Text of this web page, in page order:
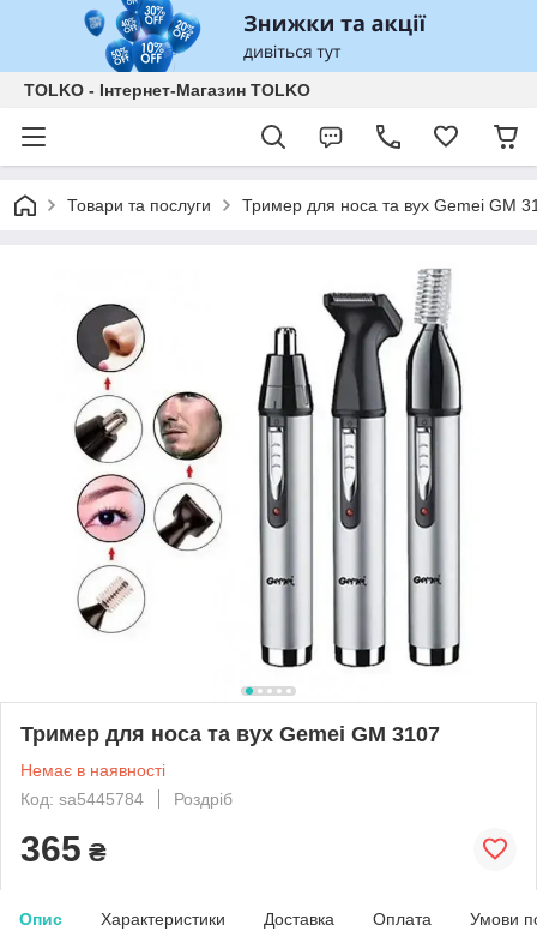
TOLKO - Інтернет-Магазин TOLKO
Товари та послуги Тример для носа та вух Gemei GM
Тример для носа та вух Gemei GM 3107
Немає в наявності
Код: sa5445784
Роздріб
365 ₴
Опис Характеристики Доставка Оплата Умови